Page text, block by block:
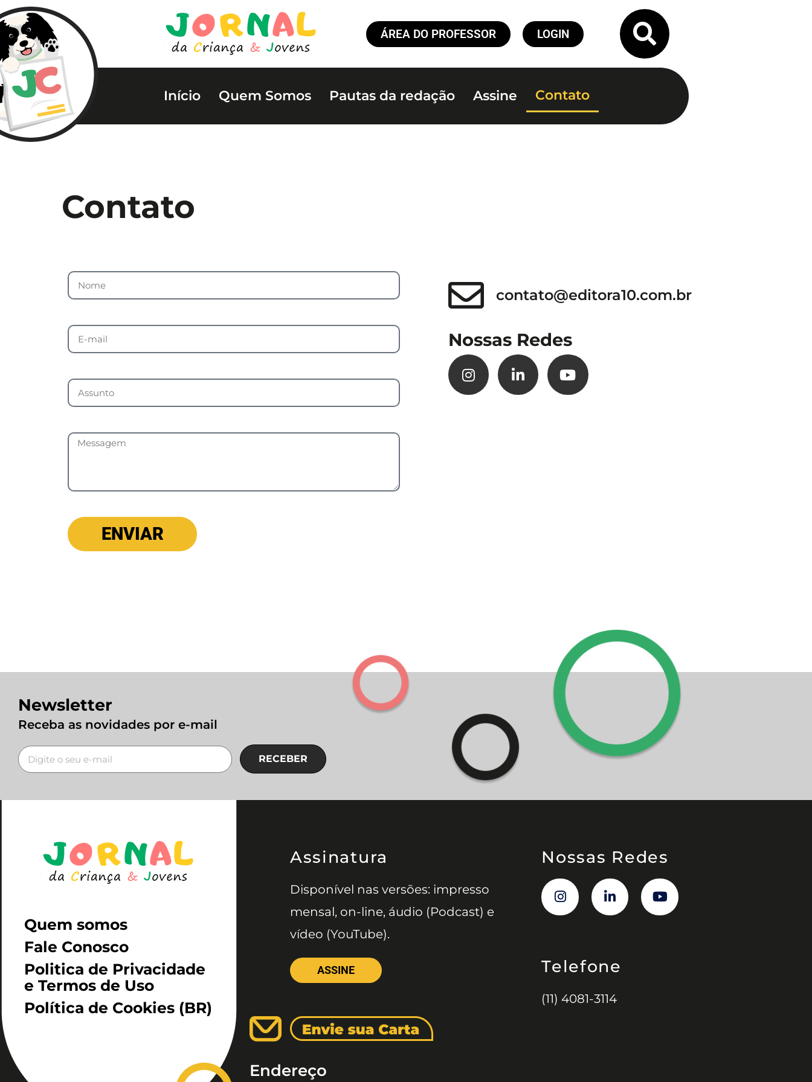
ÁREA DO PROFESSOR LOGIN
Início Quem Somos Pautas da redação Assine Contato
Contato
ENVIAR
contato@editora10.com.br
Nossas Redes
Newsletter
Receba as novidades por e-mail
RECEBER
Quem somos
Fale Conosco
Politica de Privacidade
e Termos de Uso
Política de Cookies (BR)
Assinatura
Disponível nas versões: impresso
mensal, on-line, áudio (Podcast) e
vídeo (YouTube).
ASSINE
Nossas Redes
Telefone
(11) 4081-3114
Endereço